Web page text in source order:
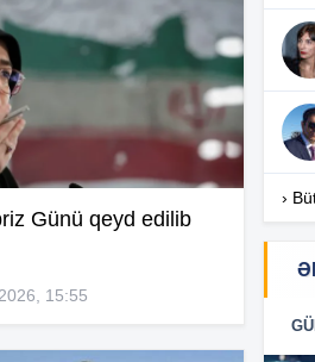
Günü qeyd edilib
15:55
›